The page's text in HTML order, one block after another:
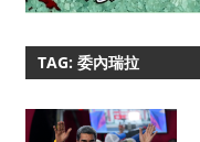
TAG: 委內瑞拉